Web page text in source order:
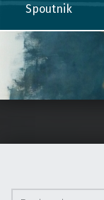
Spoutnik
Rechercher :